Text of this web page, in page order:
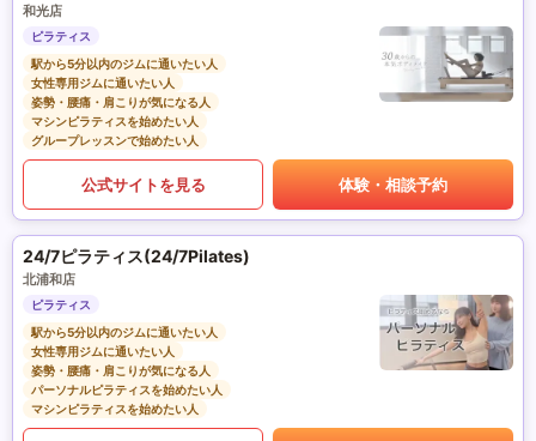
和光店
ピラティス
駅から5分以内のジムに通いたい人
女性専用ジムに通いたい人
姿勢・腰痛・肩こりが気になる人
マシンピラティスを始めたい人
グループレッスンで始めたい人
公式サイトを見る 体験・相談予約
24/7ピラティス(24/7Pilates)
北浦和店
ピラティス
駅から5分以内のジムに通いたい人
女性専用ジムに通いたい人
姿勢・腰痛・肩こりが気になる人
パーソナルピラティスを始めたい人
マシンピラティスを始めたい人